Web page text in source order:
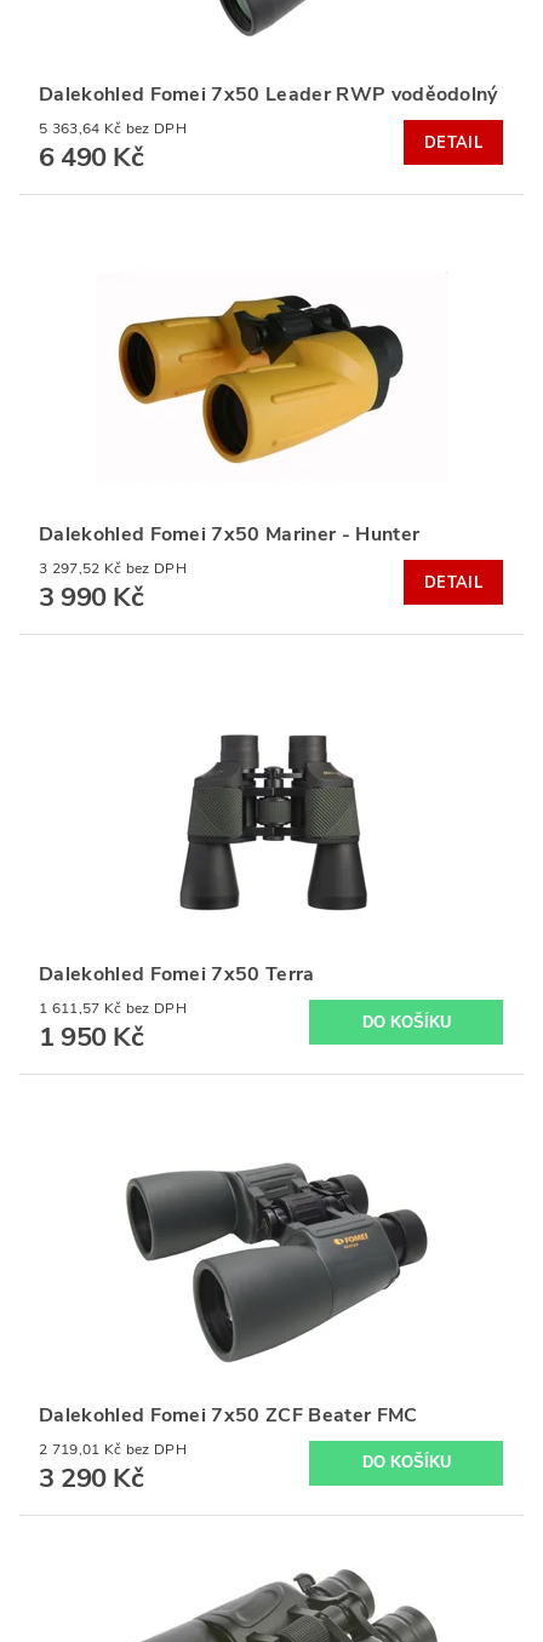
Dalekohled Fomei 7x50 Leader RWP voděodolný
5 363,64 Kč bez DPH
6 490 Kč DETAIL
Dalekohled Fomei 7x50 Mariner - Hunter
3 297,52 Kč bez DPH
3 990 Kč DETAIL
Dalekohled Fomei 7x50 Terra
1 611,57 Kč bez DPH
1 950 Kč
Dalekohled Fomei 7x50 ZCF Beater FMC
2 719,01 Kč bez DPH
3 290 Kč